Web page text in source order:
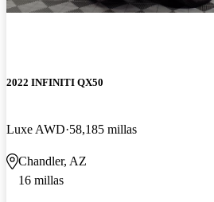
2022 INFINITI QX50
Luxe AWD 58,185 millas
Chandler, AZ
16 millas